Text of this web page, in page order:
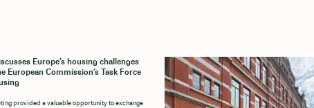
Europe’s housing challenges
European Commission’s Task Force
provided a valuable opportunity to exchange